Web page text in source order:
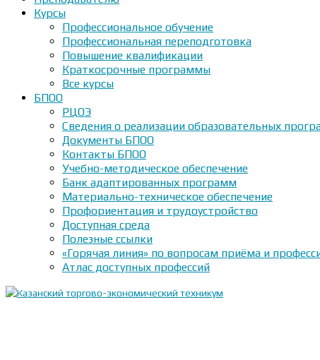
Курсы
Профессиональное обучение
Профессиональная переподготовка
Повышение квалификации
Краткосрочные программы
Все курсы
БПОО
РЦОЭ
Сведения о реализации образовательных
Документы БПОО
Контакты БПОО
Учебно-методическое обеспечение
Банк адаптированных программ
Материально-техническое обеспечение
Профориентация и трудоустройство
Доступная среда
Полезные ссылки
«Горячая линия» по вопросам приёма и
Атлас доступных профессий